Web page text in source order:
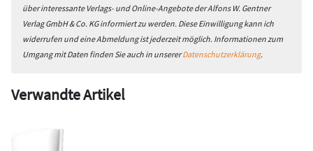
über interessante Verlags- und Online-Angebote der Alfons W. Gentner
Verlag GmbH & Co. KG informiert zu werden. Diese Einwilligung kann ich
widerrufen und eine Abmeldung ist jederzeit möglich. Informationen zum
Umgang mit Daten finden Sie auch in unsererDatenschutzerklärung.
Verwandte Artikel